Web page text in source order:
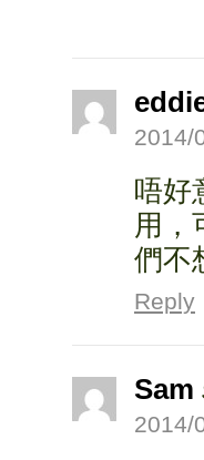
2014/
唔好
用，
們不
Reply
Sam
2014/